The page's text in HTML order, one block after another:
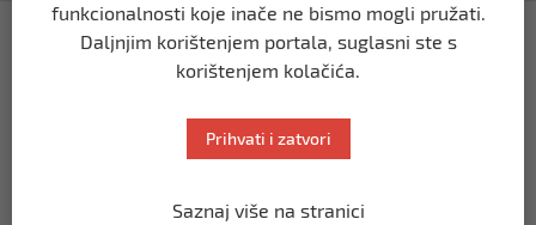
Izdvojeno
funkcionalnosti koje inače ne bismo mogli pružati.
Daljnjim korištenjem portala, suglasni ste s
korištenjem kolačića.
Prihvati i zatvori
Saznaj više na stranici